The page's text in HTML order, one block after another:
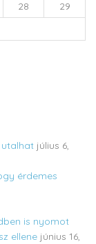
28
29
július 6,
érdemes
is nyomot
ellene június 16,